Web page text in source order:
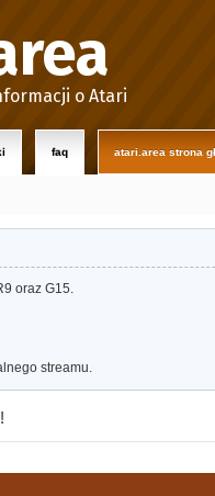
o Atari
faq atari.area strona
oraz G15.
streamu.